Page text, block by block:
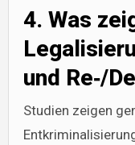
4. Was
und Re‑/
Studien zeigen